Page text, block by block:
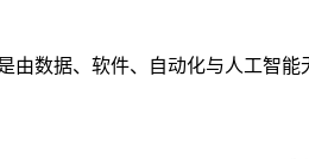
由数据、软件、自动化与人工智